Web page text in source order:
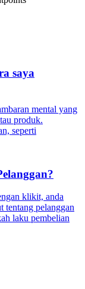
saya
mental yang
produk.
seperti
klikit, anda
tentang pelanggan
laku pembelian